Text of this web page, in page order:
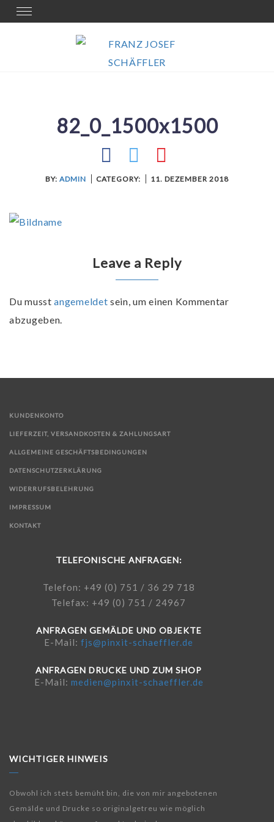
Skip
to
Toggle
navigation
82_0_1500x1500
BY: ADMIN CATEGORY: 11. DEZEMBER 2018
Leave a Reply
Du musstangemeldet sein, um einen Kommentar
abzugeben.
KUNDENKONTO
LIEFERZEIT, VERSANDKOSTEN & ZAHLUNGSART
ALLGEMEINE GESCHÄFTSBEDINGUNGEN
DATENSCHUTZERKLÄRUNG
WIDERRUFSBELEHRUNG
IMPRESSUM
KONTAKT
TELEFONISCHE ANFRAGEN:
Telefon: +49 (0) 751 / 36 29 718
Telefax: +49 (0) 751 / 24967
ANFRAGEN GEMÄLDE UND OBJEKTE
E-Mail: fjs@pinxit-schaeffler.de
ANFRAGEN DRUCKE UND ZUM SHOP
E-Mail: medien@pinxit-schaeffler.de
WICHTIGER HINWEIS
Obwohl ich stets bemüht bin, die von mir angebotenen
Gemälde und Drucke so originalgetreu wie möglich